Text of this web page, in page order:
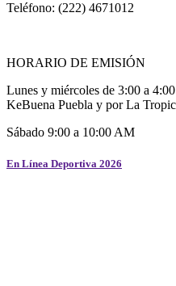
Teléfono: (222) 4671012
HORARIO DE EMISIÓN
Lunes y miércoles de 3:00 a
KeBuena Puebla y por La
Sábado 9:00 a 10:00 AM
En Línea Deportiva 2026